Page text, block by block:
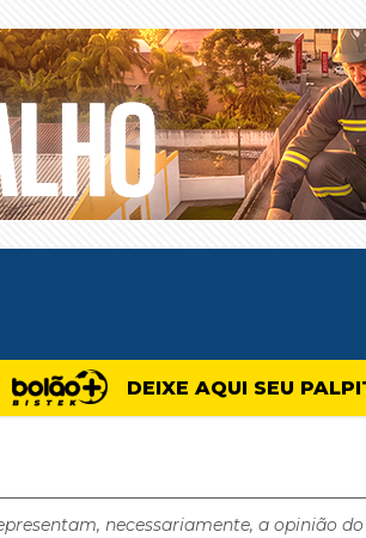
DEIXE AQUI SEU
necessariamente, a opinião